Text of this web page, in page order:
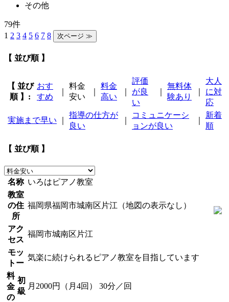
その他
79件
1 2 3 4 5 6 7 8
【 並び順 】
【 並び
順 】:
おす
すめ
料金
安い
料金
高い
評価
が良
い
無料体
験あり
大人
に対
応
実施まで早い
指導の仕方が
良い
コミュニケーシ
ョンが良い
新着
順
【 並び順 】
名称 いろはピアノ教室
教室
の住
所
福岡県福岡市城南区片江（地図の表示なし）
アク
セス
福岡市城南区片江
モッ
トー
気楽に続けられるピアノ教室を目指しています
料
金
の
初
級
月2000円（月4回） 30分／回